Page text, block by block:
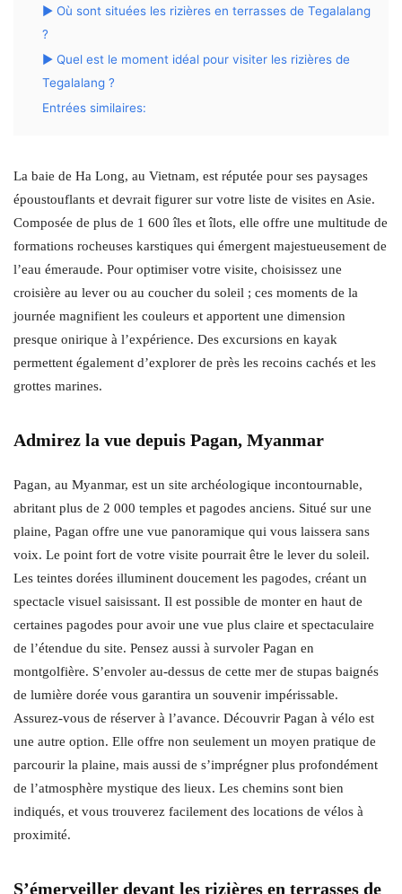
▶ Où sont situées les rizières en terrasses de Tegalalang
?
▶ Quel est le moment idéal pour visiter les rizières de
Tegalalang ?
Entrées similaires:
La baie de Ha Long, au Vietnam, est réputée pour ses paysages
époustouflants et devrait figurer sur votre liste de visites en Asie.
Composée de plus de 1 600 îles et îlots, elle offre une multitude de
formations rocheuses karstiques qui émergent majestueusement de
l’eau émeraude. Pour optimiser votre visite, choisissez une
croisière au lever ou au coucher du soleil ; ces moments de la
journée magnifient les couleurs et apportent une dimension
presque onirique à l’expérience. Des excursions en kayak
permettent également d’explorer de près les recoins cachés et les
grottes marines.
Admirez la vue depuis Pagan, Myanmar
Pagan, au Myanmar, est un site archéologique incontournable,
abritant plus de 2 000 temples et pagodes anciens. Situé sur une
plaine, Pagan offre une vue panoramique qui vous laissera sans
voix. Le point fort de votre visite pourrait être le lever du soleil.
Les teintes dorées illuminent doucement les pagodes, créant un
spectacle visuel saisissant. Il est possible de monter en haut de
certaines pagodes pour avoir une vue plus claire et spectaculaire
de l’étendue du site. Pensez aussi à survoler Pagan en
montgolfière. S’envoler au-dessus de cette mer de stupas baignés
de lumière dorée vous garantira un souvenir impérissable.
Assurez-vous de réserver à l’avance. Découvrir Pagan à vélo est
une autre option. Elle offre non seulement un moyen pratique de
parcourir la plaine, mais aussi de s’imprégner plus profondément
de l’atmosphère mystique des lieux. Les chemins sont bien
indiqués, et vous trouverez facilement des locations de vélos à
proximité.
S’émerveiller devant les rizières en terrasses de